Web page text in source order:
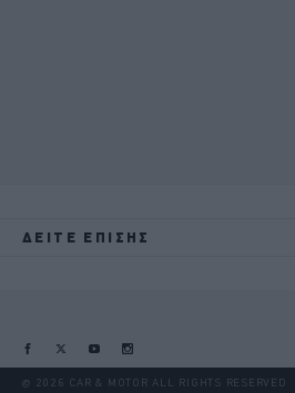
ΔΕΙΤΕ ΕΠΙΣΗΣ
@ 2026 CAR & MOTOR ALL RIGHTS RESERVED